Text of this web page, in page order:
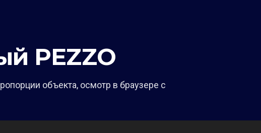
PEZZO
объекта, осмотр в браузере с